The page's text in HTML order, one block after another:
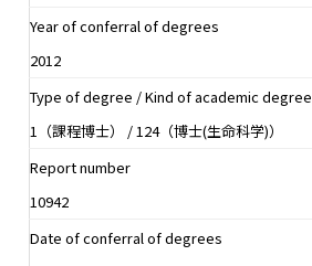
Year of conferral of degrees
2012
Type of degree / Kind of academic degree
1（課程博士） / 124（博士(生命科学)）
Report number
10942
Date of conferral of degrees